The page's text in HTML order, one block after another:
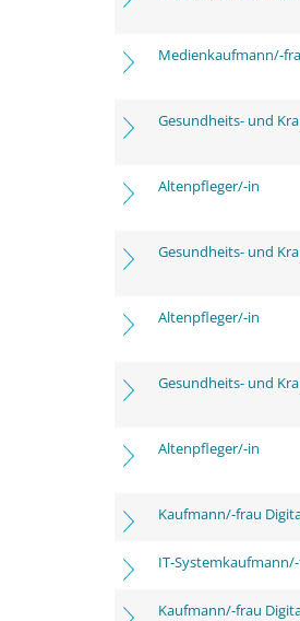
Medienkaufmann/-
Gesundheits- und
Altenpfleger/-in
Gesundheits- und
Altenpfleger/-in
Gesundheits- und
Altenpfleger/-in
Kaufmann/-frau
IT-
Kaufmann/-frau